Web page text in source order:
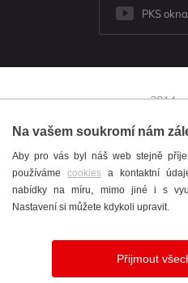
PKS
2014 -
Brněnská
591 01 Žďár
+420 566
Vytvořil
Na vašem soukromí nám
Aby pro vás byl náš web stejně
používáme cookies a kontaktní
nabídky na míru, mimo jiné i s
Nastavení si můžete kdykoli upravit.
Přijmout